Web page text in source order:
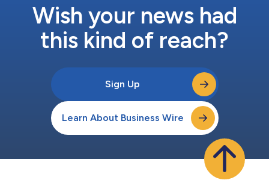
Wish your news had
this kind of reach?
Sign Up
Learn About Business Wire